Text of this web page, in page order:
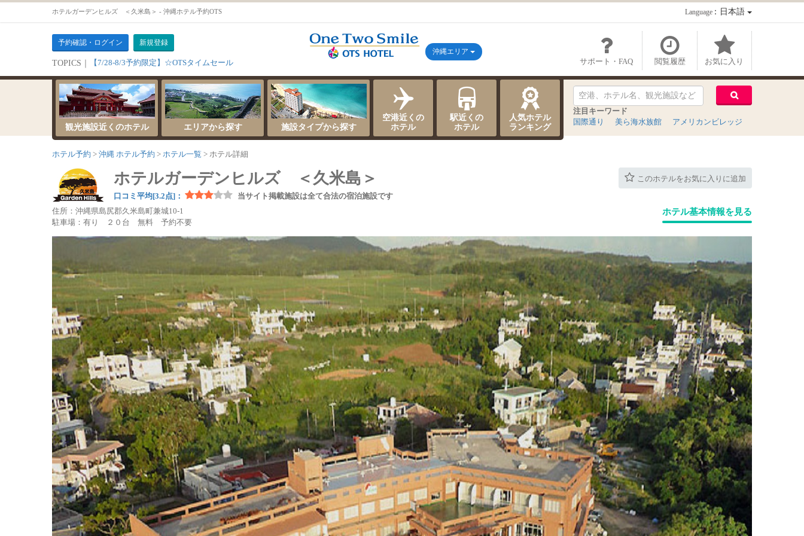
ホテルガーデンヒルズ ＜久米島＞ - 沖縄ホテル予約OTS Language：日本語
予約確認・ログイン 新規登録
TOPICS｜ 【7/28-8/3予約限定】☆OTSタイムセール サポート・FAQ 閲覧履歴 お気に入り
沖縄エリア
観光施設近くのホテル エリアから探す 施設タイプから探す
空港近くの
ホテル
駅近くの
ホテル
人気ホテル
ランキング
注目キーワード
国際通り
美ら海水族館 アメリカンビレッジ
ホテル予約 沖縄 ホテル予約 ホテル一覧 ホテル詳細
このホテルをお気に入りに追加
ホテルガーデンヒルズ ＜久米島＞
口コミ平均[3.2点]：
当サイト掲載施設は全て合法の宿泊施設です
住所：沖縄県島尻郡久米島町兼城10-1
駐車場：有り ２０台 無料 予約不要
ホテル基本情報を見る